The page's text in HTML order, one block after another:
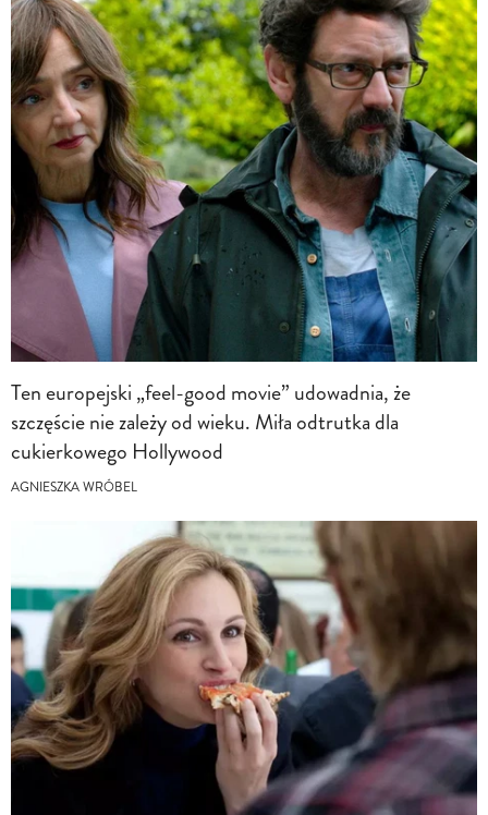
Ten europejski „feel-good movie” udowadnia, że
szczęście nie zależy od wieku. Miła odtrutka dla
cukierkowego Hollywood
AGNIESZKA WRÓBEL